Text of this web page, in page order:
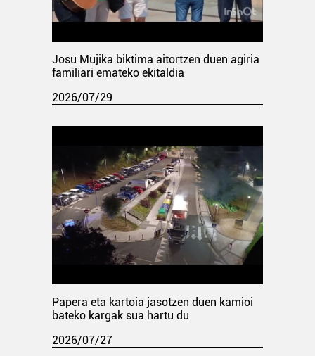
Josu Mujika biktima aitortzen duen agiria
familiari emateko ekitaldia
2026/07/29
Papera eta kartoia jasotzen duen kamioi
bateko kargak sua hartu du
2026/07/27